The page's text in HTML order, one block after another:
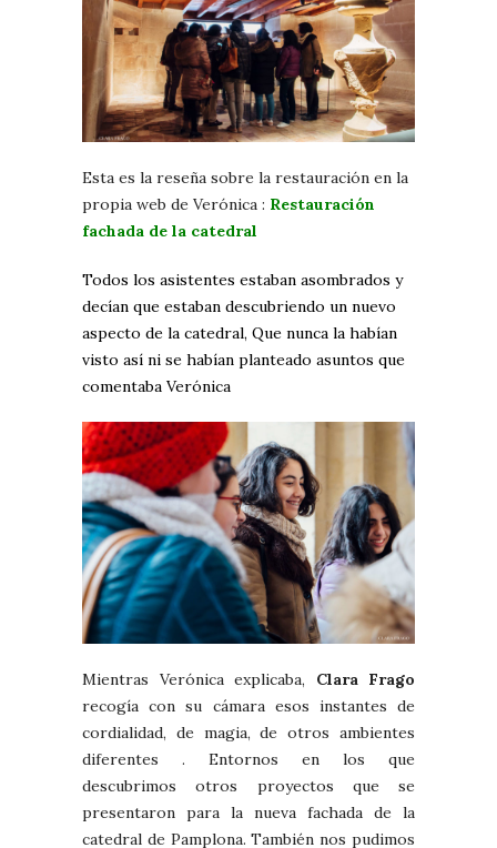
Esta es la reseña sobre la restauración en la
propia web de Verónica : Restauración
fachada de la catedral
Todos los asistentes estaban asombrados y
decían que estaban descubriendo un nuevo
aspecto de la catedral, Que nunca la habían
visto así ni se habían planteado asuntos que
comentaba Verónica
Mientras Verónica explicaba, Clara Frago
recogía con su cámara esos instantes de
cordialidad, de magia, de otros ambientes
diferentes . Entornos en los que
descubrimos otros proyectos que se
presentaron para la nueva fachada de la
catedral de Pamplona. También nos pudimos